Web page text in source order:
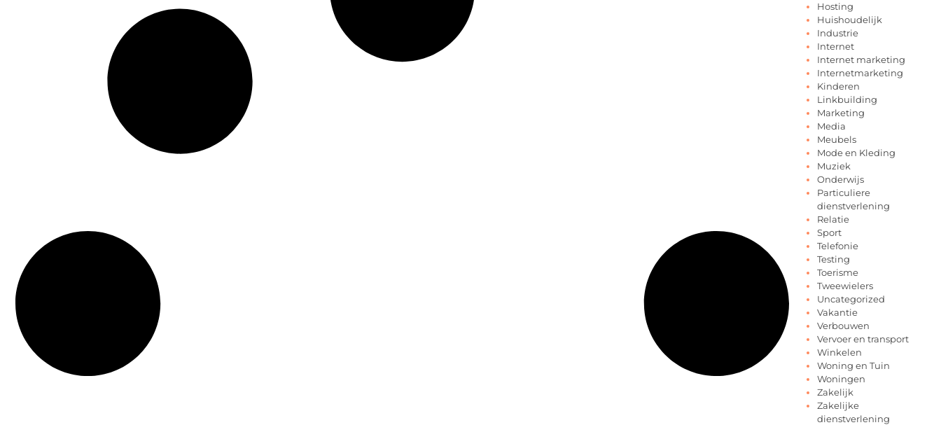
Hosting
Huishoudelijk
Industrie
Internet
Internet marketing
Internetmarketing
Kinderen
Linkbuilding
Marketing
Media
Meubels
Mode en Kleding
Muziek
Onderwijs
Particuliere
dienstverlening
Relatie
Sport
Telefonie
Testing
Toerisme
Tweewielers
Uncategorized
Vakantie
Verbouwen
Vervoer en transport
Winkelen
Woning en Tuin
Woningen
Zakelijk
Zakelijke
dienstverlening